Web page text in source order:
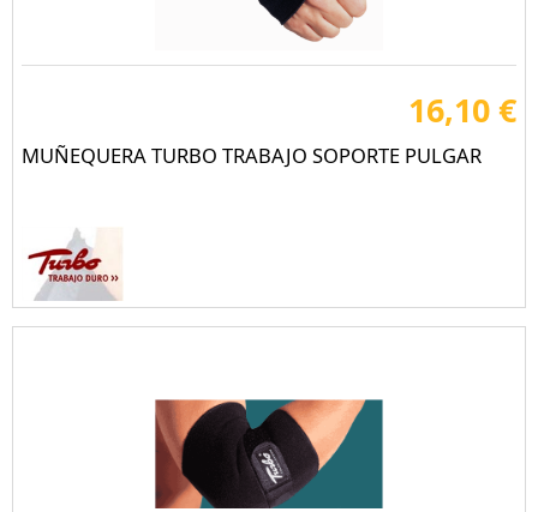
16,10 €
MUÑEQUERA TURBO TRABAJO SOPORTE PULGAR